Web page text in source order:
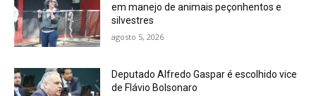
em manejo de animais peçonhentos e
silvestres
agosto 5, 2026
Deputado Alfredo Gaspar é escolhido vice
de Flávio Bolsonaro